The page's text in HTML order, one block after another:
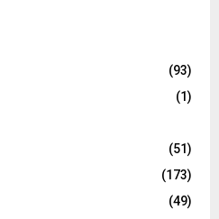
(93)
(1)
(51)
(173)
(49)